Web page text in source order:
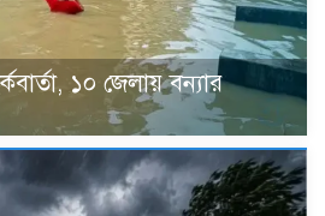
১০ জেলায় বন্যার